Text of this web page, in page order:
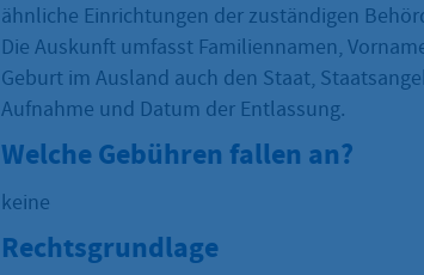
ähnliche Einrichtungen der zuständigen
Die Auskunft umfasst Familiennamen,
Geburt im Ausland auch den Staat,
Aufnahme und Datum der Entlassung.
Welche Gebühren fallen an?
keine
Rechtsgrundlage